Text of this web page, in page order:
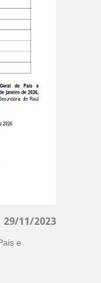
29/11/2023
e